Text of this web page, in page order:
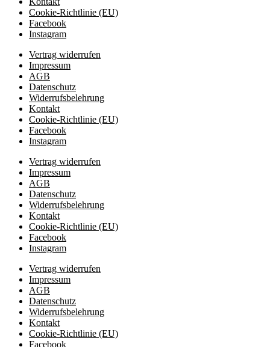
Cookie-Richtlinie (EU)
Facebook
Instagram
Vertrag widerrufen
Impressum
AGB
Datenschutz
Widerrufsbelehrung
Kontakt
Cookie-Richtlinie (EU)
Facebook
Instagram
Vertrag widerrufen
Impressum
AGB
Datenschutz
Widerrufsbelehrung
Kontakt
Cookie-Richtlinie (EU)
Facebook
Instagram
Vertrag widerrufen
Impressum
AGB
Datenschutz
Widerrufsbelehrung
Kontakt
Cookie-Richtlinie (EU)
Facebook